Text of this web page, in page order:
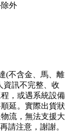
外
(不含金、馬、離
資訊不完整、收
，或遇系統設備
延。實際出貨狀
流，無法支援大
請注意，謝謝。